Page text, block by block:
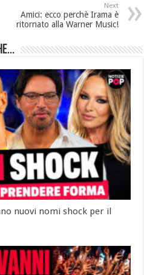
Next
Amici: ecco perchè Irama è
ritornato alla Warner Music!
nuovi nomi shock per il